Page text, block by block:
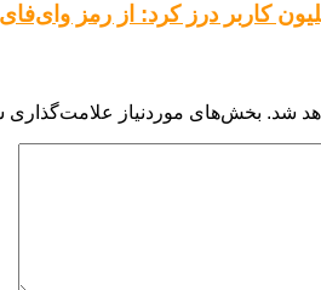
شد. بخش‌های موردنیاز علامت‌گذاری